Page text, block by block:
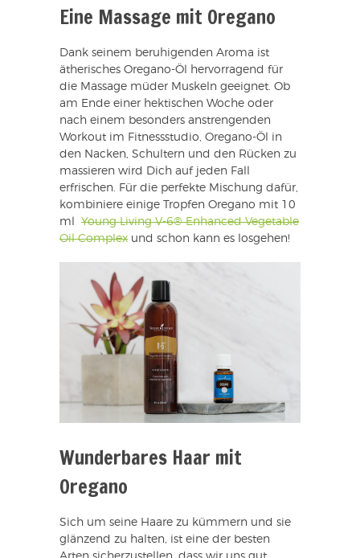
Eine Massage mit Oregano
Dank seinem beruhigenden Aroma ist
ätherisches Oregano-Öl hervorragend für
die Massage müder Muskeln geeignet. Ob
am Ende einer hektischen Woche oder
nach einem besonders anstrengenden
Workout im Fitnessstudio, Oregano-Öl in
den Nacken, Schultern und den Rücken zu
massieren wird Dich auf jeden Fall
erfrischen. Für die perfekte Mischung dafür,
kombiniere einige Tropfen Oregano mit 10
ml Young Living V-6® Enhanced Vegetable
Oil Complex und schon kann es losgehen!
Wunderbares Haar mit
Oregano
Sich um seine Haare zu kümmern und sie
glänzend zu halten, ist eine der besten